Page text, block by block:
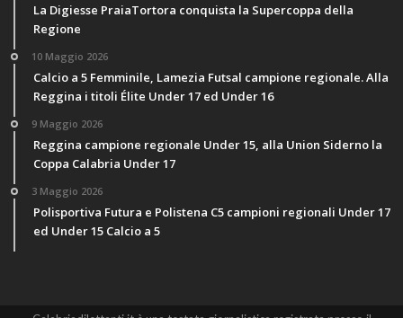
La Digiesse PraiaTortora conquista la Supercoppa della
Regione
10 Maggio 2026
Calcio a 5 Femminile, Lamezia Futsal campione regionale. Alla
Reggina i titoli Élite Under 17 ed Under 16
9 Maggio 2026
Reggina campione regionale Under 15, alla Union Siderno la
Coppa Calabria Under 17
3 Maggio 2026
Polisportiva Futura e Polistena C5 campioni regionali Under 17
ed Under 15 Calcio a 5